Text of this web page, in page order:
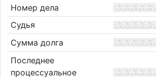
Номер дела
Судья
Сумма долга
Последнее
процессуальное